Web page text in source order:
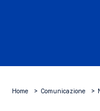
Home Comunicazione